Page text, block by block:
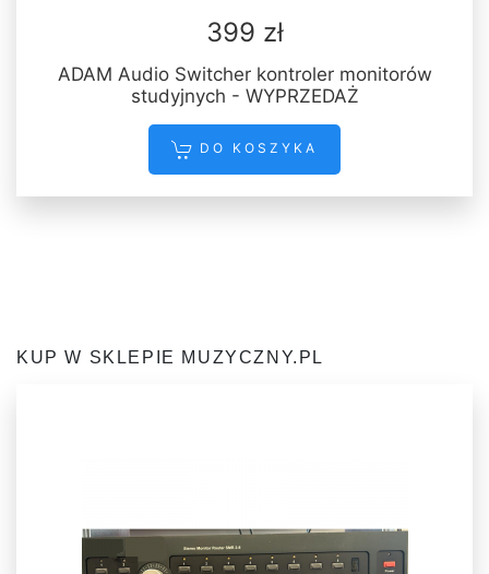
399 zł
ADAM Audio Switcher kontroler monitorów
studyjnych - WYPRZEDAŻ
DO KOSZYKA
KUP W SKLEPIE MUZYCZNY.PL